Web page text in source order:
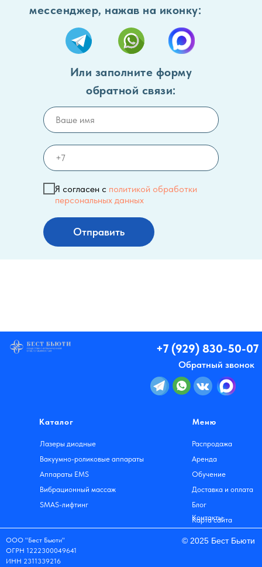
Или заполните форму
обратной связи:
мессенджер, нажав на иконку:
Я согласен с политикой обработки
персональных данных
Отправить
Меню
Контакты
Распродажа
Аренда
Обучение
Доставка и оплата
Блог
Карта сайта
Каталог
Лазеры диодные
Вакуумно-роликовые аппараты
Аппараты EMS
Вибрационный массаж
SMAS-лифтинг
© 2025 Бест Бьюти
ООО "Бест Бьюти"
ОГРН 1222300049641
ИНН 2311339216
+7 (929) 830-50-07
Обратный звонок